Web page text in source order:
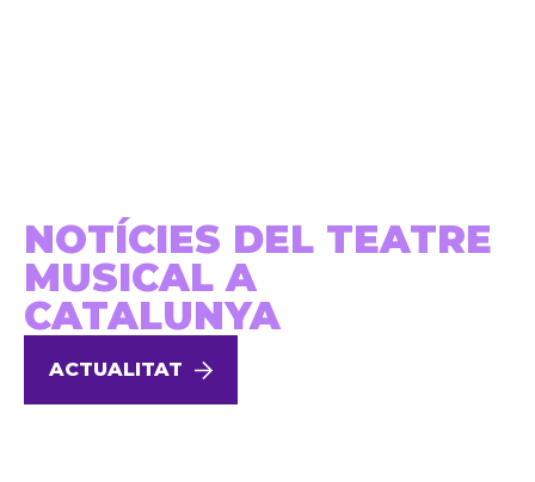
NOTÍCIES DEL TEATRE
MUSICAL A
CATALUNYA
ACTUALITAT